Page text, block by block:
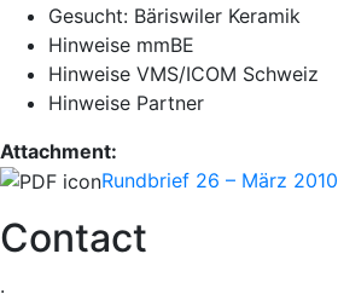
Gesucht: Bäriswiler Keramik
Hinweise mmBE
Hinweise VMS/ICOM Schweiz
Hinweise Partner
Attachment:
Rundbrief 26 – März 2010
Contact
.